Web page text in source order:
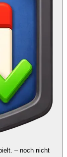
– noch nicht